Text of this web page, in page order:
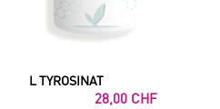
L TYROSINAT
28,00 CHF